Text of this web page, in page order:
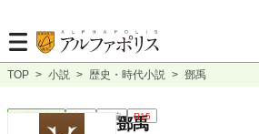
TOP > 小説 > 歴史・時代小説 > 鄧禹
歴史・時代 完結 長編 R15
鄧禹